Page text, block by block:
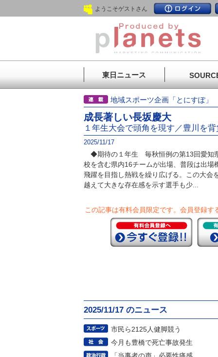
ようこそゲストさん
東日ニュース
地域スポーツ企画「とにすぽ
成長著しい長坂慶大
１年生大会で頭角を現す／豊川を
2025/11/17
◆期待の１年生 毎秋恒例の第13回愛知
校を含む県内16チームが出場、普段は出場
飛躍を目指し熱戦を繰り広げる。この大会
越えて大きな存在感を示す選手も少...
この記事は有料会員限定です。 会員登録す
2025/11/17 のニュース
市民ら2125人健脚競う
今月も豊橋で死亡事故発生